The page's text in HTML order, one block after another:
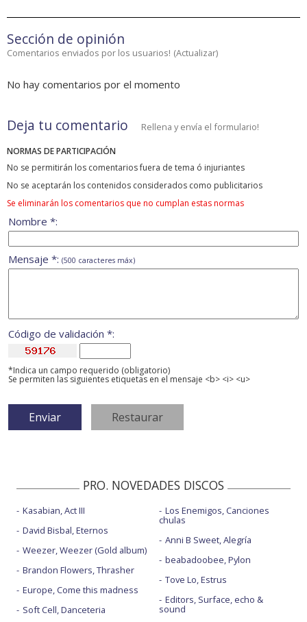
Sección de opinión
Comentarios enviados por los usuarios! (Actualizar)
No hay comentarios por el momento
Deja tu comentario Rellena y envía el formulario!
NORMAS DE PARTICIPACIÓN
No se permitirán los comentarios fuera de tema ó injuriantes
No se aceptarán los contenidos considerados como publicitarios
Se eliminarán los comentarios que no cumplan estas normas
Nombre *:
Mensaje *: (500 caracteres máx)
Código de validación *:
*Indica un campo requerido (obligatorio)
Se permiten las siguientes etiquetas en el mensaje <b> <i> <u>
PRO. NOVEDADES DISCOS
Kasabian, Act III
David Bisbal, Eternos
Weezer, Weezer (Gold album)
Brandon Flowers, Thrasher
Europe, Come this madness
Soft Cell, Danceteria
Los Enemigos, Canciones
chulas
Anni B Sweet, Alegría
beabadoobee, Pylon
Tove Lo, Estrus
Editors, Surface, echo &
sound